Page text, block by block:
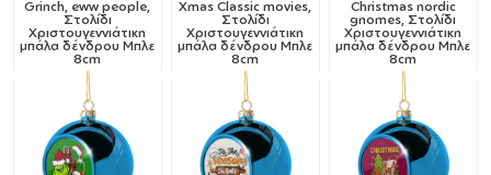
Grinch, eww people,
Στολίδι
Χριστουγεννιάτικη
μπάλα δένδρου Μπλε
8cm
Xmas Classic movies,
Στολίδι
Χριστουγεννιάτικη
μπάλα δένδρου Μπλε
8cm
Christmas nordic
gnomes, Στολίδι
Χριστουγεννιάτικη
μπάλα δένδρου Μπλε
8cm